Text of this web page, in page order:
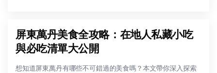
屏東萬丹美食全攻略：在地人私藏小吃
與必吃清單大公開
想知道屏東萬丹有哪些不可錯過的美食嗎？本文帶你深入探索